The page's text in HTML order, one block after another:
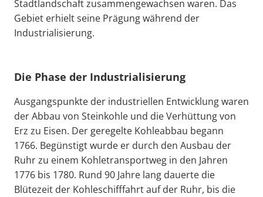
Stadtlandschaft zusammengewachsen waren. Das
Gebiet erhielt seine Prägung während der
Industrialisierung.
Die Phase der Industrialisierung
Ausgangspunkte der industriellen Entwicklung waren
der Abbau von Steinkohle und die Verhüttung von
Erz zu Eisen. Der geregelte Kohleabbau begann
1766. Begünstigt wurde er durch den Ausbau der
Ruhr zu einem Kohletransportweg in den Jahren
1776 bis 1780. Rund 90 Jahre lang dauerte die
Blütezeit der Kohleschifffahrt auf der Ruhr, bis die